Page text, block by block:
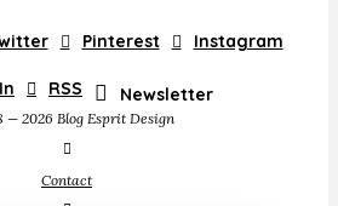
Pinterest Instagram
RSS Newsletter
— 2026 Blog Esprit Design
Contact